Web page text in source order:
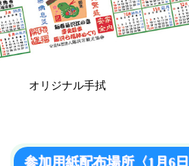
オリジナル手拭
参加用紙配布場所〈1月6日